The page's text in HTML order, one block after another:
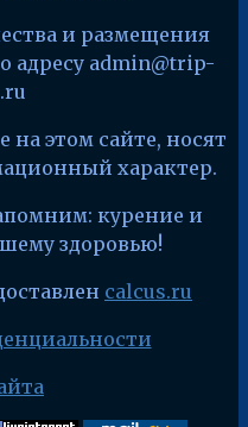
и размещения
адресу admin@trip-
этом сайте, носят
характер.
курение и
здоровью!
calcus.ru